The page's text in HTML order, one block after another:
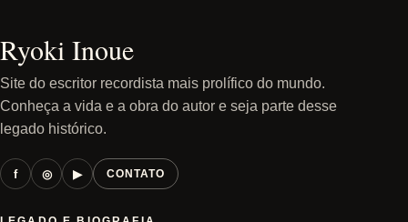
Ryoki Inoue
Site do escritor recordista mais prolífico do mundo.
Conheça a vida e a obra do autor e seja parte desse
legado histórico.
f ◎ ▶ CONTATO